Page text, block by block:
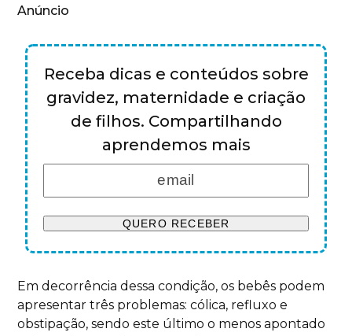
Anúncio
Receba dicas e conteúdos sobre
gravidez, maternidade e criação
de filhos. Compartilhando
aprendemos mais
Em decorrência dessa condição, os bebês podem
apresentar três problemas: cólica, refluxo e
obstipação, sendo este último o menos apontado